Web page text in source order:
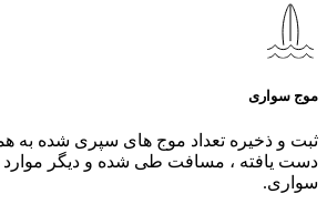
موج سواری
ثبت و ذخیره تعداد موج های سپری شده به
دست یافته ، مسافت طی شده و دیگر
سواری.